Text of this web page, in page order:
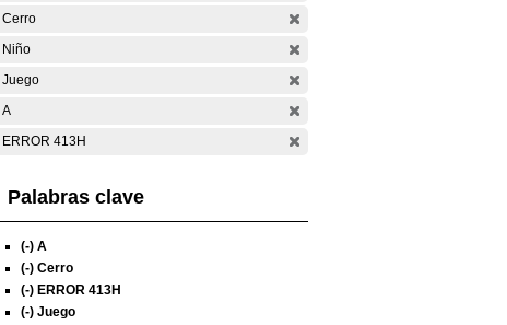
Cerro
Niño
Juego
A
ERROR 413H
Palabras clave
(-) A
(-) Cerro
(-) ERROR 413H
(-) Juego